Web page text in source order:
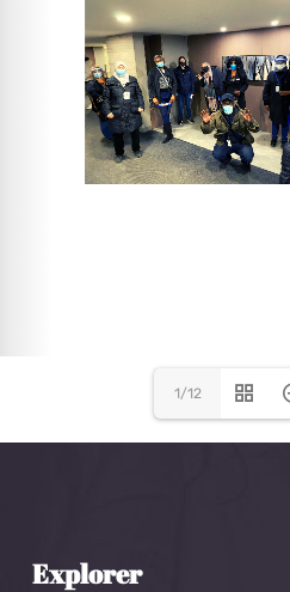
1/12
Explorer